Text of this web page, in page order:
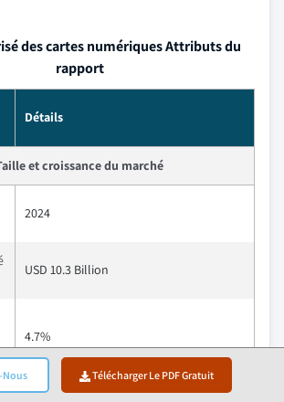
Télécharger Le PDF Gratuit
des cartes numériques Attributs du
rapport
Détails
et croissance du marché
2024
USD 10.3 Billion
4.7%